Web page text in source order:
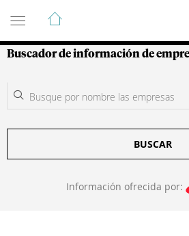
Guía de Empresas
Buscador de información de
BUSCAR
Información ofrecida por: